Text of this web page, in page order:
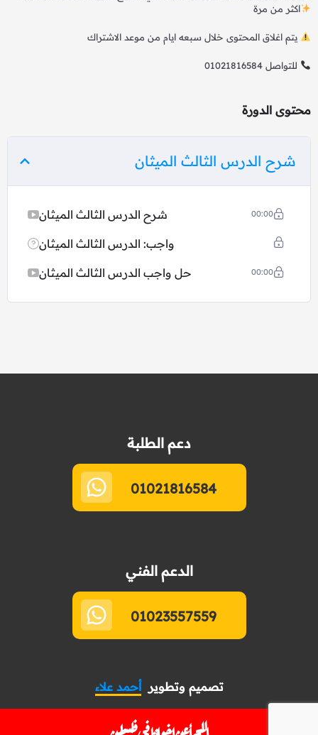
اكثر من مرة
محتوى الدورة
شرح الدرس الثالث الميثان
شرح الدرس الثالث الميثان 00:00
واجب: الدرس الثالث الميثان
حل واجب الدرس الثالث الميثان 00:00
دعم الطلبة
01021816584
الدعم الفني
01023557559
تصميم وتطويرأحمد علاء